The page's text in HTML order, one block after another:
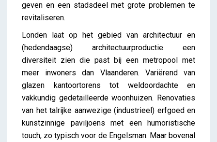
geven en een stadsdeel met grote problemen te
revitaliseren.
Londen laat op het gebied van architectuur en
(hedendaagse) architectuurproductie een
diversiteit zien die past bij een metropool met
meer inwoners dan Vlaanderen. Variërend van
glazen kantoortorens tot weldoordachte en
vakkundig gedetailleerde woonhuizen. Renovaties
van het talrijke aanwezige (industrieel) erfgoed en
kunstzinnige paviljoens met een humoristische
touch, zo typisch voor de Engelsman. Maar bovenal